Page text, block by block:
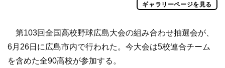
ギャラリーページを見る
第103回全国高校野球広島大会の組み合わせ抽選会が、
6月26日に広島市内で行われた。今大会は5校連合チーム
を含めた全90高校が参加する。